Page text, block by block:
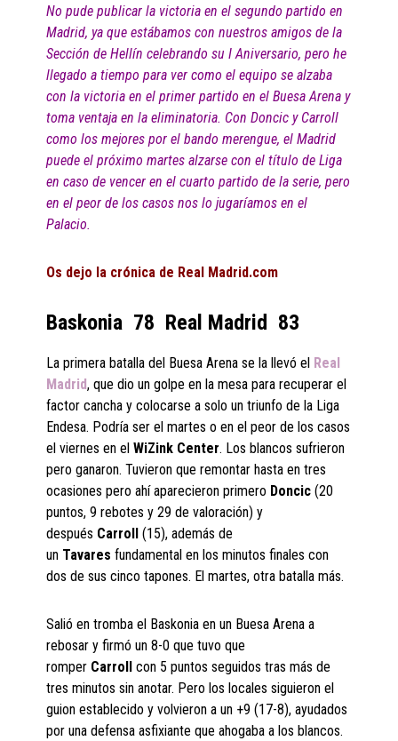
No pude publicar la victoria en el segundo partido en
Madrid, ya que estábamos con nuestros amigos de la
Sección de Hellín celebrando su I Aniversario, pero he
llegado a tiempo para ver como el equipo se alzaba
con la victoria en el primer partido en el Buesa Arena y
toma ventaja en la eliminatoria. Con Doncic y Carroll
como los mejores por el bando merengue, el Madrid
puede el próximo martes alzarse con el título de Liga
en caso de vencer en el cuarto partido de la serie, pero
en el peor de los casos nos lo jugaríamos en el
Palacio.
Os dejo la crónica de Real Madrid.com
Baskonia 78 Real Madrid 83
La primera batalla del Buesa Arena se la llevó el Real
Madrid, que dio un golpe en la mesa para recuperar el
factor cancha y colocarse a solo un triunfo de la Liga
Endesa. Podría ser el martes o en el peor de los casos
el viernes en elWiZink Center. Los blancos sufrieron
pero ganaron. Tuvieron que remontar hasta en tres
ocasiones pero ahí aparecieron primero Doncic (20
puntos, 9 rebotes y 29 de valoración) y
después Carroll(15), además de
un Tavaresfundamental en los minutos finales con
dos de sus cinco tapones. El martes, otra batalla más.
Salió en tromba el Baskonia en un Buesa Arena a
rebosar y firmó un 8-0 que tuvo que
romper Carrollcon 5 puntos seguidos tras más de
tres minutos sin anotar. Pero los locales siguieron el
guion establecido y volvieron a un +9 (17-8), ayudados
por una defensa asfixiante que ahogaba a los blancos.